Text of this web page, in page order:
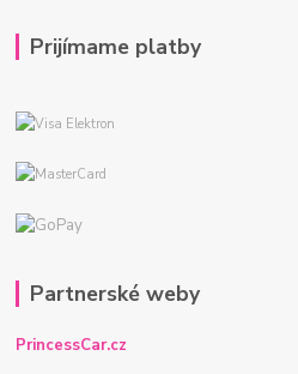
Prijímame platby
Partnerské weby
PrincessCar.cz